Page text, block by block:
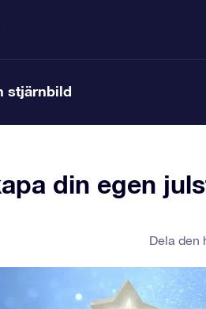
stjärnbild
din egen
Dela den